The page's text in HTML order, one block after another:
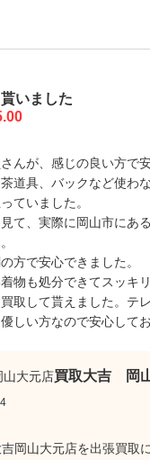
いました
んが、感じの良い方で
道具、バックなど使わ
ていました。
て、実際に岡山市にあ
方で安心できました。
物も処分できてスッキリ
取して貰えました。テ
しい方なので安心して
買取大吉 岡
岡山大元店を出張買取